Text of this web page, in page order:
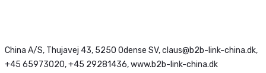
China A/S, Thujavej 43, 5250 Odense SV, claus@b2b-link-china.dk,
+45 65973020, +45 29281436, www.b2b-link-china.dk